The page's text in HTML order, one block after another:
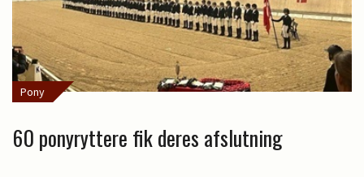
Pony
60 ponyryttere fik deres afslutning